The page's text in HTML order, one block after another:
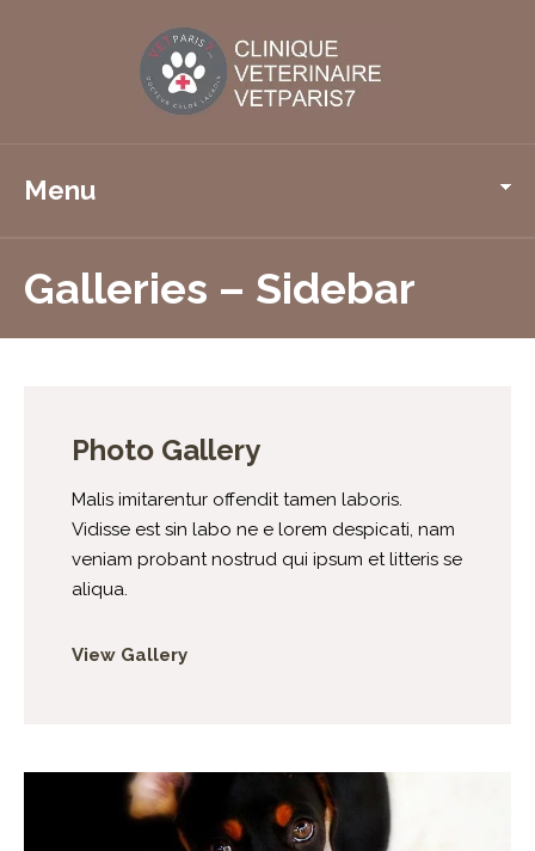
Menu
Galleries – Sidebar
Photo Gallery
Malis imitarentur offendit tamen laboris.
Vidisse est sin labo ne e lorem despicati, nam
veniam probant nostrud qui ipsum et litteris se
aliqua.
View Gallery